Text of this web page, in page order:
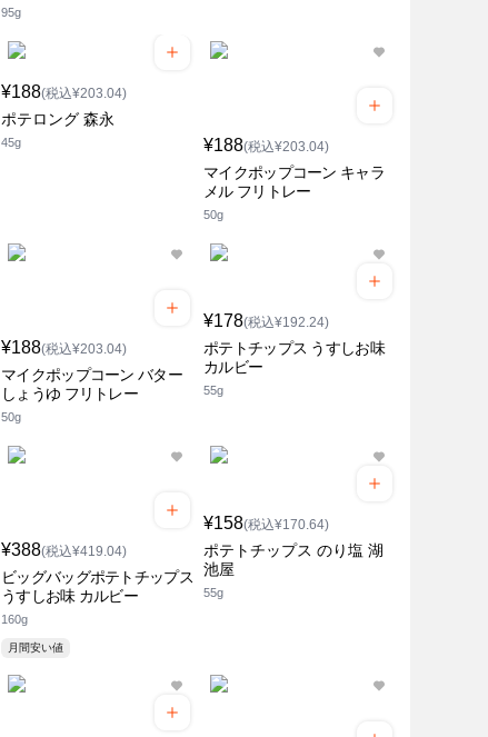
95g
¥188(税込¥203.04)
ポテロング 森永
45g ¥188(税込¥203.04)
マイクポップコーン キャラ
メル フリトレー
50g
¥188(税込¥203.04)
マイクポップコーン バター
しょうゆ フリトレー
50g
¥178(税込¥192.24)
ポテトチップス うすしお味
カルビー
55g
¥388(税込¥419.04)
ビッグバッグポテトチップス
うすしお味 カルビー
160g
月間安い値
¥158(税込¥170.64)
ポテトチップス のり塩 湖
池屋
55g